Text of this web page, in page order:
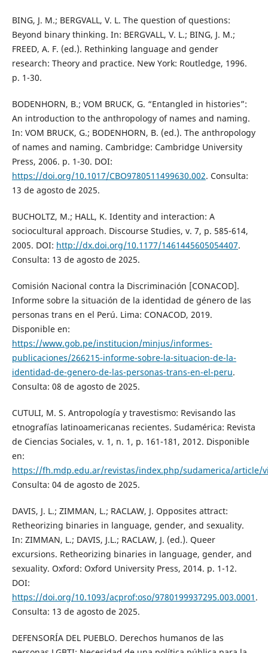
BING, J. M.; BERGVALL, V. L. The question of questions:
Beyond binary thinking. In: BERGVALL, V. L.; BING, J. M.;
FREED, A. F. (ed.). Rethinking language and gender
research: Theory and practice. New York: Routledge, 1996.
p. 1-30.
BODENHORN, B.; VOM BRUCK, G. “Entangled in histories”:
An introduction to the anthropology of names and naming.
In: VOM BRUCK, G.; BODENHORN, B. (ed.). The anthropology
of names and naming. Cambridge: Cambridge University
Press, 2006. p. 1-30. DOI:
https://doi.org/10.1017/CBO9780511499630.002. Consulta:
13 de agosto de 2025.
BUCHOLTZ, M.; HALL, K. Identity and interaction: A
sociocultural approach. Discourse Studies, v. 7, p. 585-614,
2005. DOI: http://dx.doi.org/10.1177/1461445605054407.
Consulta: 13 de agosto de 2025.
Comisión Nacional contra la Discriminación [CONACOD].
Informe sobre la situación de la identidad de género de las
personas trans en el Perú. Lima: CONACOD, 2019.
Disponible en:
https://www.gob.pe/institucion/minjus/informes-
publicaciones/266215-informe-sobre-la-situacion-de-la-
identidad-de-genero-de-las-personas-trans-en-el-peru.
Consulta: 08 de agosto de 2025.
CUTULI, M. S. Antropología y travestismo: Revisando las
etnografías latinoamericanas recientes. Sudamérica: Revista
de Ciencias Sociales, v. 1, n. 1, p. 161-181, 2012. Disponible
en:
https://fh.mdp.edu.ar/revistas/index.php/sudamerica/article/
Consulta: 04 de agosto de 2025.
DAVIS, J. L.; ZIMMAN, L.; RACLAW, J. Opposites attract:
Retheorizing binaries in language, gender, and sexuality.
In: ZIMMAN, L.; DAVIS, J.L.; RACLAW, J. (ed.). Queer
excursions. Retheorizing binaries in language, gender, and
sexuality. Oxford: Oxford University Press, 2014. p. 1-12.
DOI:
https://doi.org/10.1093/acprof:oso/9780199937295.003.0001 .
Consulta: 13 de agosto de 2025.
DEFENSORÍA DEL PUEBLO. Derechos humanos de las